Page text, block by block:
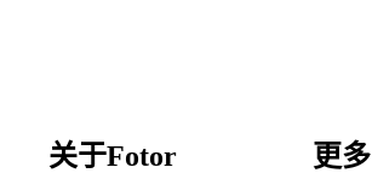
关于Fotor 更多